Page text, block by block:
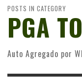
POSTS IN CATEGORY
PGA
Auto Agregado por